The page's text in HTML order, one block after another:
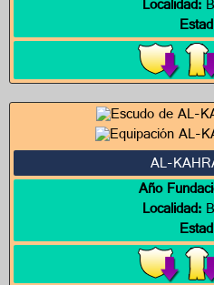
Localidad:
AL-
Año
Localidad: